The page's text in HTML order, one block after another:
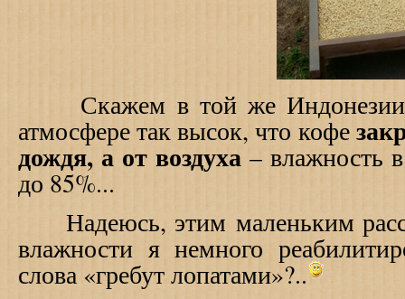
Скажем в той же Индонезии
атмосфере так высок, что кофе
дождя, а от воздуха – влажность
до 85%...
Надеюсь, этим маленьким
влажности я немного
слова «гребут лопатами»?..